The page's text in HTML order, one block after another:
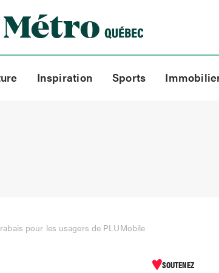
Inspiration Sports
pour les usagers de PLUMobile
SOUTENEZ